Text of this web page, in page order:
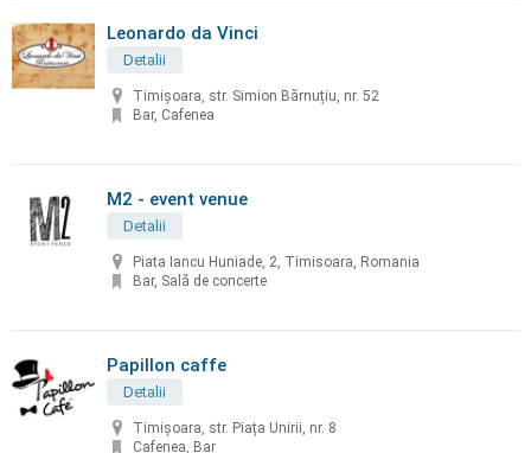
Leonardo da Vinci
Detalii
Timișoara, str. Simion Bărnuțiu, nr. 52
Bar, Cafenea
M2 - event venue
Detalii
Piata Iancu Huniade, 2, Timisoara, Romania
Bar, Sală de concerte
Papillon caffe
Detalii
Timișoara, str. Piața Unirii, nr. 8
Cafenea, Bar